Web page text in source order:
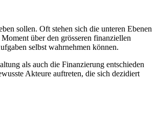
sollen. Oft stehen sich die unteren Ebenen
über den grösseren finanziellen
selbst wahrnehmen können.
als auch die Finanzierung entschieden
Akteure auftreten, die sich dezidiert